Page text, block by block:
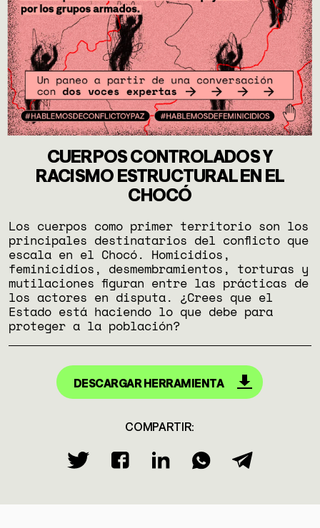
CUERPOS CONTROLADOS Y
RACISMO ESTRUCTURAL EN EL
CHOCÓ
Los cuerpos como primer territorio son los
principales destinatarios del conflicto que
escala en el Chocó. Homicidios,
feminicidios, desmembramientos, torturas y
mutilaciones figuran entre las prácticas de
los actores en disputa. ¿Crees que el
Estado está haciendo lo que debe para
proteger a la población?
DESCARGAR HERRAMIENTA
COMPARTIR: